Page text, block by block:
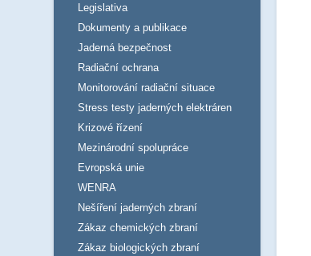
Legislativa
Dokumenty a publikace
Jaderná bezpečnost
Radiační ochrana
Monitorování radiační situace
Stress testy jaderných elektráren
Krizové řízení
Mezinárodní spolupráce
Evropská unie
WENRA
Nešíření jaderných zbraní
Zákaz chemických zbraní
Zákaz biologických zbraní